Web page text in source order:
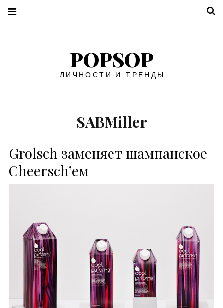
POPSOP
ЛИЧНОСТИ И ТРЕНДЫ
SABMiller
Grolsch заменяет шампанское
Cheersch’ем